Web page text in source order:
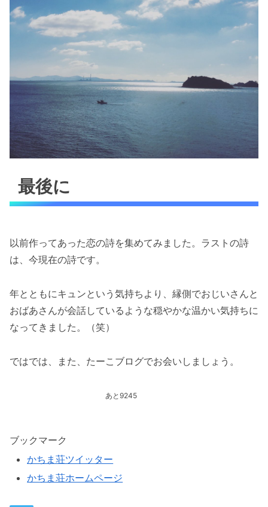
最後に
以前作ってあった恋の詩を集めてみました。ラストの詩
は、今現在の詩です。
年とともにキュンという気持ちより、縁側でおじいさんと
おばあさんが会話しているような穏やかな温かい気持ちに
なってきました。（笑）
ではでは、また、たーこブログでお会いしましょう。
あと9245
ブックマーク
かちま荘ツイッター
かちま荘ホームページ